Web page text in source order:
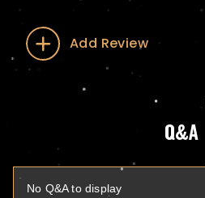
Add Review
Q&A
No Q&A to display